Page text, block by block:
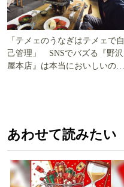
「テメェのうなぎはテメェで自
己管理」 SNSでバズる『野沢
屋本店』は本当においしいの
あわせて読みたい